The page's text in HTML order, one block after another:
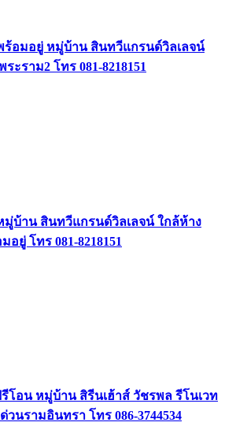
ร้อมอยู่ หมู่บ้าน สินทวีแกรนด์วิลเลจน์
ะราม2 โทร 081-8218151
มู่บ้าน สินทวีแกรนด์วิลเลจน์ ใกล้ห้าง
ยู่ โทร 081-8218151
โอน หมู่บ้าน สิรีนเฮ้าส์ วัชรพล รีโนเวท
นรามอินทรา โทร 086-3744534